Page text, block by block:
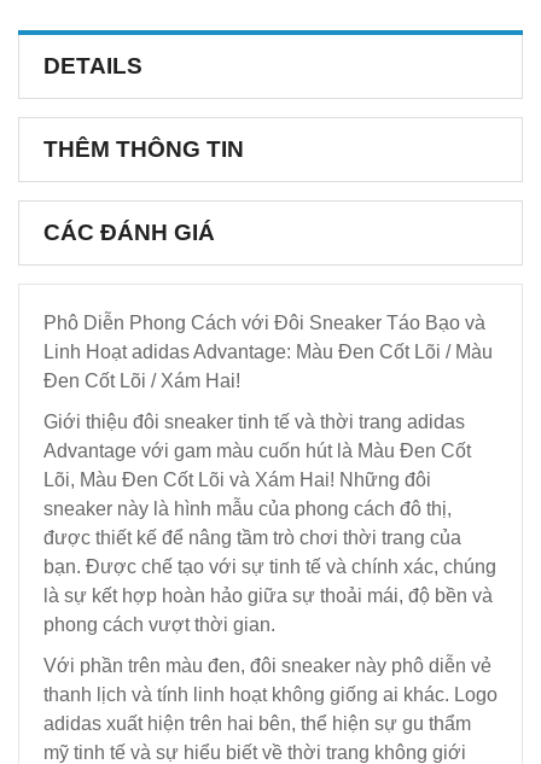
DETAILS
THÊM THÔNG TIN
CÁC ĐÁNH GIÁ
Phô Diễn Phong Cách với Đôi Sneaker Táo Bạo và
Linh Hoạt adidas Advantage: Màu Đen Cốt Lõi / Màu
Đen Cốt Lõi / Xám Hai!
Giới thiệu đôi sneaker tinh tế và thời trang adidas
Advantage với gam màu cuốn hút là Màu Đen Cốt
Lõi, Màu Đen Cốt Lõi và Xám Hai! Những đôi
sneaker này là hình mẫu của phong cách đô thị,
được thiết kế để nâng tầm trò chơi thời trang của
bạn. Được chế tạo với sự tinh tế và chính xác, chúng
là sự kết hợp hoàn hảo giữa sự thoải mái, độ bền và
phong cách vượt thời gian.
Với phần trên màu đen, đôi sneaker này phô diễn vẻ
thanh lịch và tính linh hoạt không giống ai khác. Logo
adidas xuất hiện trên hai bên, thể hiện sự gu thẩm
mỹ tinh tế và sự hiểu biết về thời trang không giới